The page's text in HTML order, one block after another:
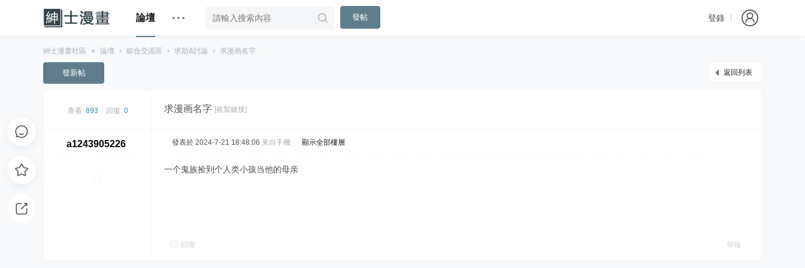
論壇 發帖 登錄
紳士漫畫社區 » 論壇 › 綜合交流區 › 求助&討論 › 求漫画名字
返回列表
發新帖
查看: 893 回復: 0 求漫画名字 [複製鏈接]
a1243905226 發表於 2024-7-21 18:48:06 來自手機 顯示全部樓層
一个鬼族捡到个人类小孩当他的母亲
回復 舉報